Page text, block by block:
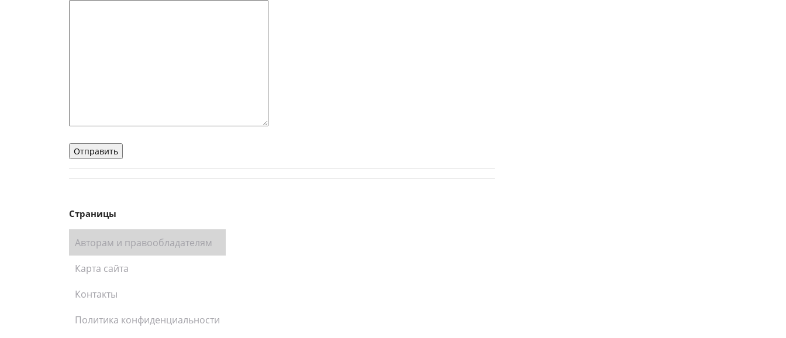
Страницы
Авторам и правообладателям
Карта сайта
Контакты
Политика конфиденциальности